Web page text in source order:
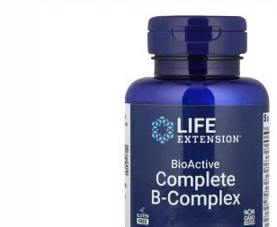
صحي
روتيني
باقة
القلب
الصحي
Original
IV
اختبار
التحسس